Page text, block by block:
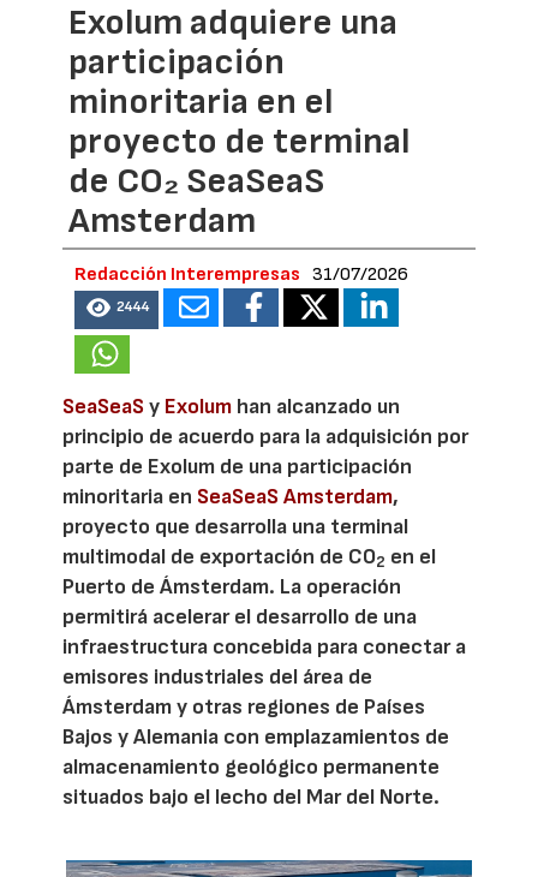
Exolum adquiere una
participación
minoritaria en el
proyecto de terminal
de CO₂ SeaSeaS
Amsterdam
Redacción Interempresas 31/07/2026
2444
SeaSeaSy Exolum han alcanzado un
principio de acuerdo para la adquisición por
parte de Exolum de una participación
minoritaria en SeaSeaS Amsterdam,
proyecto que desarrolla una terminal
multimodal de exportación de CO2 en el
Puerto de Ámsterdam. La operación
permitirá acelerar el desarrollo de una
infraestructura concebida para conectar a
emisores industriales del área de
Ámsterdam y otras regiones de Países
Bajos y Alemania con emplazamientos de
almacenamiento geológico permanente
situados bajo el lecho del Mar del Norte.